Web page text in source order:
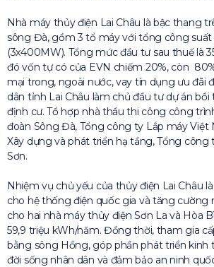
Nhà máy thủy điện Lai Châu là bậc thang
sông Đà, gồm 3 tổ máy với tổng công suất
(3x400MW). Tổng mức đầu tư sau thuế là
đó vốn tự có của EVN chiếm 20%, còn
mại trong, ngoài nước, vay tín dụng ưu đãi
dân tỉnh Lai Châu làm chủ đầu tư dự án bồi
định cư. Tổ hợp nhà thầu thi công công
đoàn Sông Đà, Tổng công ty Lắp máy Việt
Xây dựng và phát triển hạ tầng, Tổng công
Sơn.
Nhiệm vụ chủ yếu của thủy điện Lai Châu
cho hệ thống điện quốc gia và tăng cường
cho hai nhà máy thủy điện Sơn La và Hòa
59,9 triệu kWh/năm. Đồng thời, tham gia
bằng sông Hồng, góp phần phát triển kinh
đời sống nhân dân và đảm bảo an ninh